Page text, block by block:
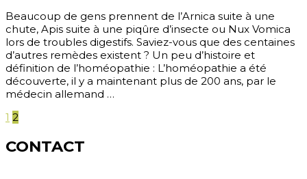
Beaucoup de gens prennent de l’Arnica suite à une
chute, Apis suite à une piqûre d’insecte ou Nux Vomica
lors de troubles digestifs. Saviez-vous que des centaines
d’autres remèdes existent ? Un peu d’histoire et
définition de l’homéopathie : L’homéopathie a été
découverte, il y a maintenant plus de 200 ans, par le
médecin allemand …
Pagination
des
publications
Page
1 Page
2
CONTACT